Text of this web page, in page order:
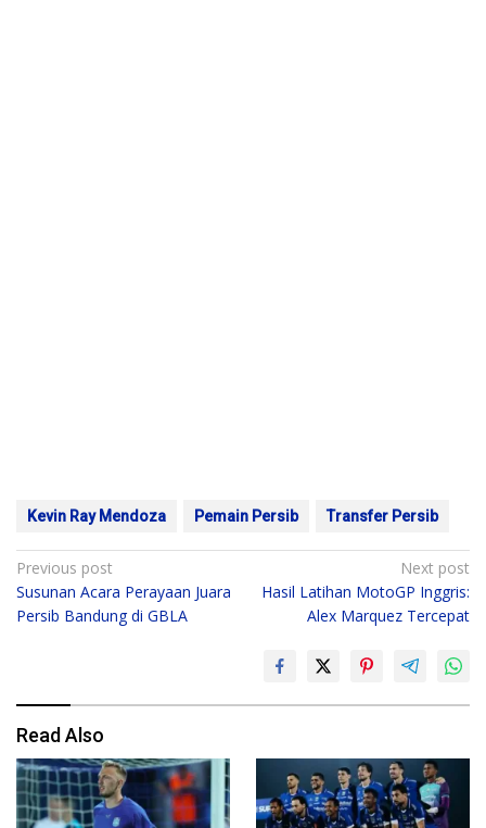
Kevin Ray Mendoza Pemain Persib Transfer Persib
Post
navigation
Previous post
Susunan Acara Perayaan Juara
Persib Bandung di GBLA
Next post
Hasil Latihan MotoGP Inggris:
Alex Marquez Tercepat
Read Also